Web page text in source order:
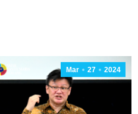
Mar 27 2024